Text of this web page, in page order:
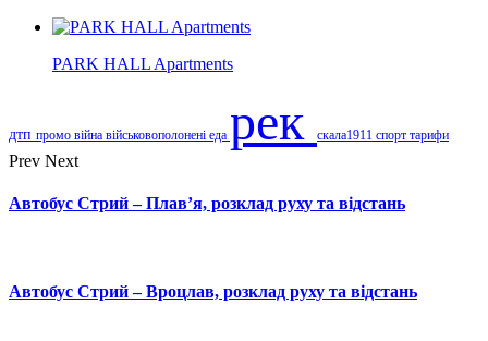
PARK HALL Apartments
дтп промо війна військовополонені еда рек скала1911 спорт тарифи
Prev Next
Автобус Стрий – Плав’я, розклад руху та відстань
Автобус Стрий – Вроцлав, розклад руху та відстань